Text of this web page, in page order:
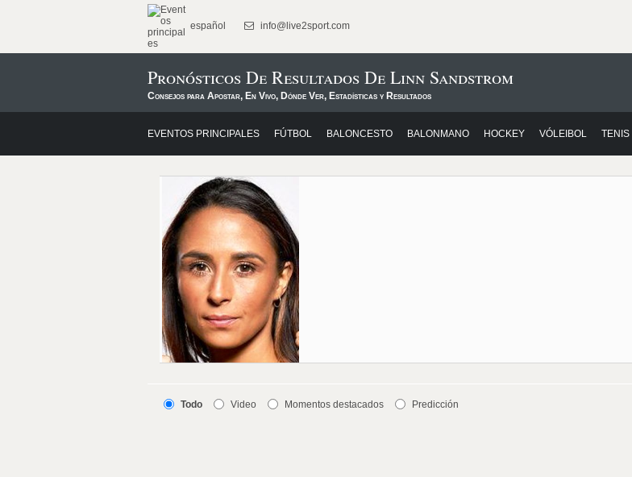
español info@live2sport.com
Pronósticos De Resultados De Linn Sandstrom
Consejos para Apostar, En Vivo, Dónde Ver, Estadísticas y Resultados
EVENTOS PRINCIPALES FÚTBOL BALONCESTO BALONMANO HOCKEY VÓLEIBOL TENIS
Todo Video Momentos destacados Predicción